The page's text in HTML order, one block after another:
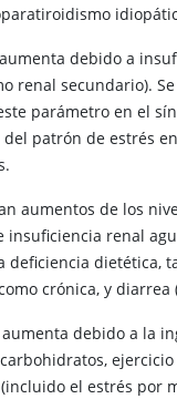
aumenta debido a
renal secundario).
parámetro en el
patrón de estrés
aumentos de los
insuficiencia renal
deficiencia dietética,
crónica, y diarrea
aumenta debido a la
el estrés por